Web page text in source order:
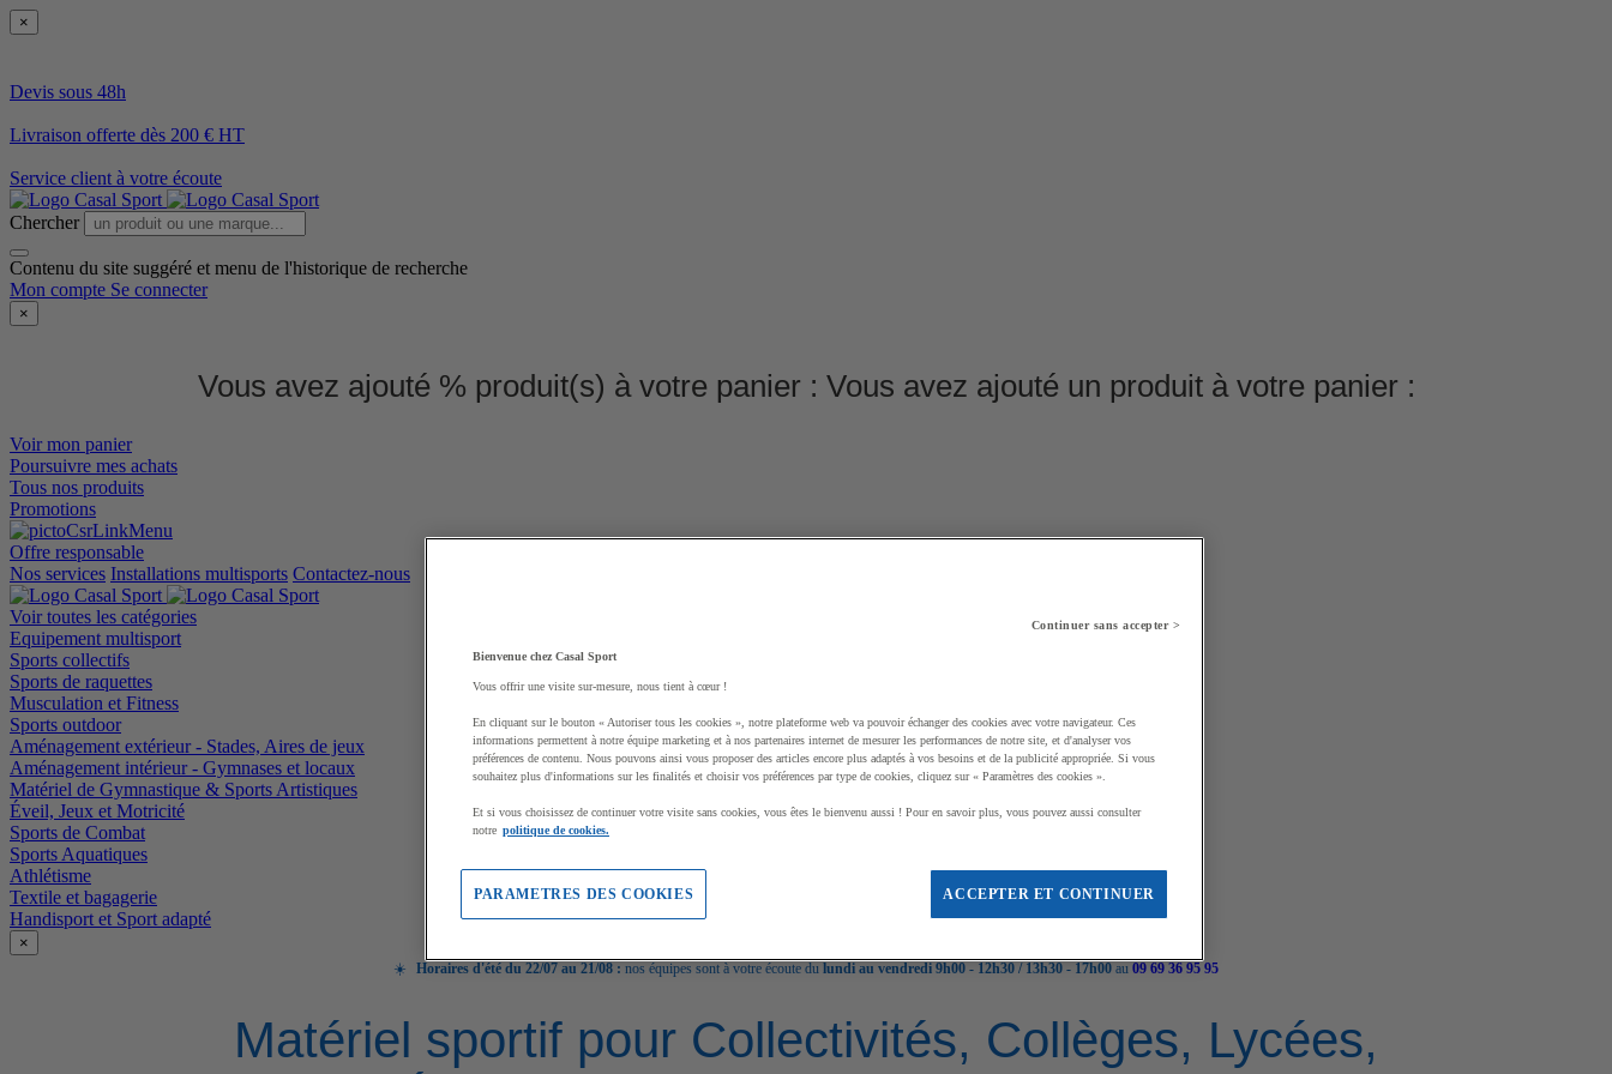
×
Devis sous 48h
Livraison offerte dès 200 € HT
Service client à votre écoute
Chercher
Contenu du site suggéré et menu de l'historique de recherche
Mon compte Se connecter
×
Vous avez ajouté % produit(s) à votre panier : Vous avez ajouté un produit à votre panier :
Voir mon panier
Poursuivre mes achats
Tous nos produits
Promotions
Offre responsable
Nos services Installations multisports Contactez-nous
Voir toutes les catégories
Equipement multisport
Sports collectifs
Sports de raquettes
Musculation et Fitness
Sports outdoor
Aménagement extérieur - Stades, Aires de jeux
Aménagement intérieur - Gymnases et locaux
Matériel de Gymnastique & Sports Artistiques
Éveil, Jeux et Motricité
Sports de Combat
Sports Aquatiques
Athlétisme
Textile et bagagerie
Handisport et Sport adapté
×
☀️ Horaires d'été du 22/07 au 21/08 : nos équipes sont à votre écoute du lundi au vendredi 9h00 - 12h30 / 13h30 - 17h00 au 09 69 36 95 95
Matériel sportif pour Collectivités, Collèges, Lycées,
Continuer sans accepter >
Bienvenue chez Casal Sport
Vous offrir une visite sur-mesure, nous tient à cœur !
En cliquant sur le bouton « Autoriser tous les cookies », notre plateforme web va pouvoir échanger des cookies avec votre navigateur. Ces
informations permettent à notre équipe marketing et à nos partenaires internet de mesurer les performances de notre site, et d'analyser vos
préférences de contenu. Nous pouvons ainsi vous proposer des articles encore plus adaptés à vos besoins et de la publicité appropriée. Si vous
souhaitez plus d'informations sur les finalités et choisir vos préférences par type de cookies, cliquez sur « Paramètres des cookies ».
Et si vous choisissez de continuer votre visite sans cookies, vous êtes le bienvenu aussi ! Pour en savoir plus, vous pouvez aussi consulter
notre politique de cookies.
ACCEPTER ET CONTINUER
PARAMETRES DES COOKIES